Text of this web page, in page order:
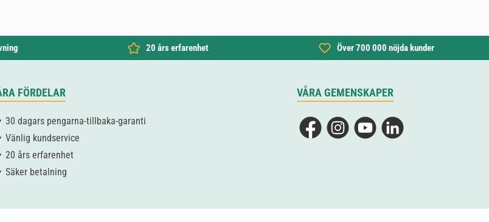
20 års erfarenhet Över 700 000 nöjda kunder
FÖRDELAR
30 dagars pengarna-tillbaka-garanti
Vänlig kundservice
20 års erfarenhet
Säker betalning
VÅRA GEMENSKAPER
FacebookInstagramYouTubeLinkedIn